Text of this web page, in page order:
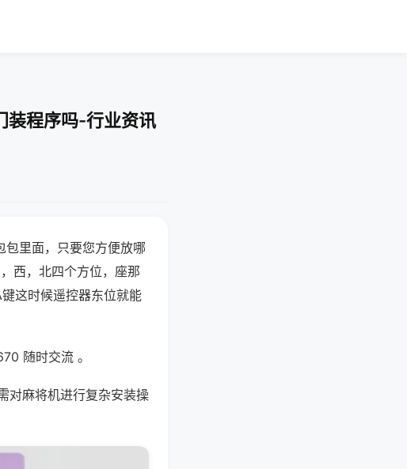
装程序吗-行业资讯
里面，只要您方便放哪
西，北四个方位，座那
这时候遥控器东位就能
随时交流 。
对麻将机进行复杂安装操